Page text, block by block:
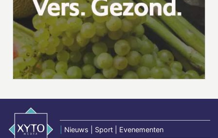
Nieuws | Sport | Evenementen